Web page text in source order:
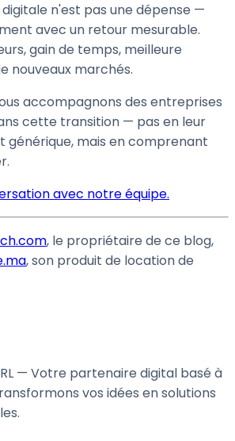
n'est pas une dépense —
avec un retour mesurable.
gain de temps, meilleure
nouveaux marchés.
accompagnons des entreprises
cette transition — pas en leur
générique, mais en comprenant
avec notre équipe.
, le propriétaire de ce blog,
, son produit de location de
— Votre partenaire digital basé à
vos idées en solutions